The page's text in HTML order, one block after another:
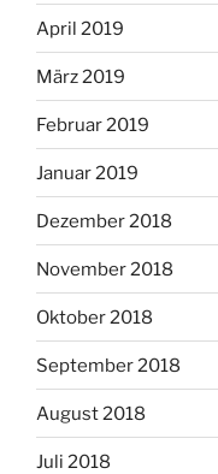
April 2019
März 2019
Februar 2019
Januar 2019
Dezember 2018
November 2018
Oktober 2018
September 2018
August 2018
Juli 2018